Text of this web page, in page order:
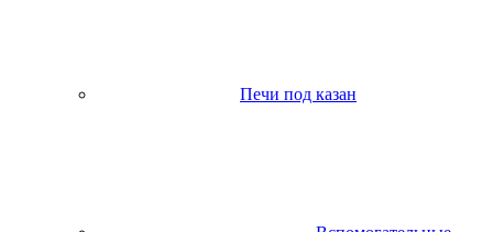
Печи под казан